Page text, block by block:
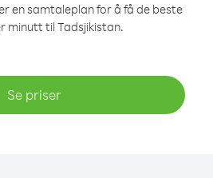
en samtaleplan for å få de beste
minutt til Tadsjikistan.
Se priser